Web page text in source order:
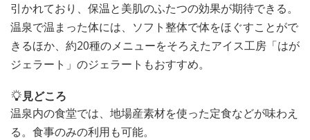
引かれており、保温と美肌のふたつの効果が期待できる。
温泉で温まった体には、ソフト整体で体をほぐすことがで
きるほか、約20種のメニューをそろえたアイス工房「はが
ジェラート」のジェラートもおすすめ。
見どころ
温泉内の食堂では、地場産素材を使った定食などが味わえ
る。食事のみの利用も可能。